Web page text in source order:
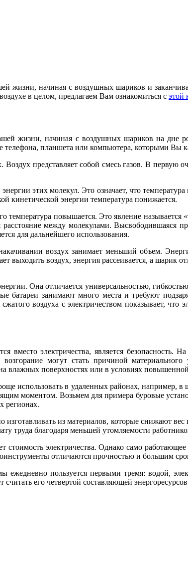
жизни, начиная с воздушных шариков и
в целом, предлагаем Вам ознакомиться с этой
жизни, начиная с воздушных шариков на дне
планшета или компьютера, которыми Вы
представляет собой смесь газов. В первую
этих молекул. Это означает, что
кинетической энергии температура понижается.
температура повышается. Это явление
между молекулами. Высвободившаяся
для дальнейшего использования.
воздух занимает меньший объем.
выходить воздух, энергия рассеивается, а шарик
Она отличается универсальностью,
батареи занимают много места и требуют
воздуха с электричеством показывает, что
электричества, является безопасность. На
могут стать причиной
влажных поверхностях или в условиях
использовать в удаленных районах, например,
моментом. Возьмем для примера буровые
регионах.
из материалов, которые снижают
труда благодаря меньшей утомляемости
электричества. Однако само
отличаются прочностью и большим
пользуется первыми тремя: водой,
его четвертой составляющей